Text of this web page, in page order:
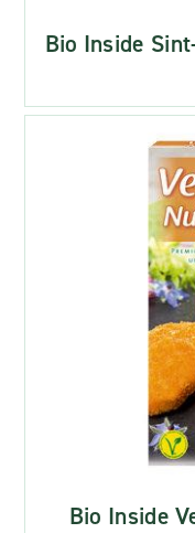
Bio Inside
Bio Inside